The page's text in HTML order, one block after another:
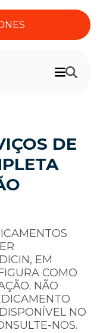
DE
EM
COMO
NÃO
NO
NOS.